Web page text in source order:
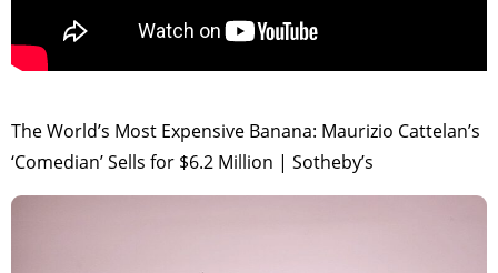
The World’s Most Expensive Banana: Maurizio Cattelan’s
‘Comedian’ Sells for $6.2 Million | Sotheby’s